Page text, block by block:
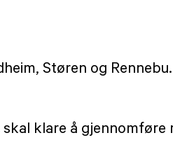
Støren og
klare å gjennomføre